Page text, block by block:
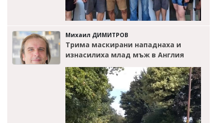
Михаил ДИМИТРОВ
Трима маскирани нападнаха и
изнасилиха млад мъж в Англия